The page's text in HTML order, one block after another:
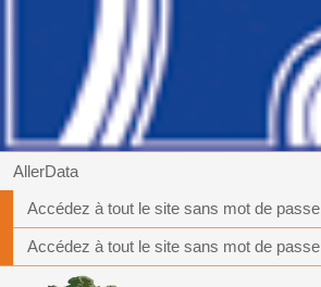
AllerData
Accédez à tout le site sans mot de passe
Accédez à tout le site sans mot de passe